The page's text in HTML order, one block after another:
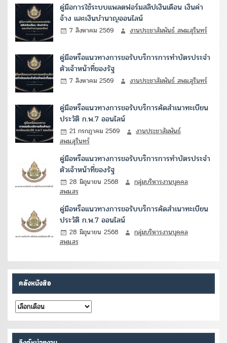
คู่มือการใช้ระบบแพลตฟอร์มสลิปเงินเดือน เงินค่า
จ้าง และเงินบำนาญออนไลน์
7 สิงหาคม 2569 งานประชาสัมพันธ์ สพม.สุรินทร์
คู่มือหรือแนวทางการขอรับบริการการทำบัตรประจำ
ตัวเจ้าหน้าที่ของรัฐ
7 สิงหาคม 2569 งานประชาสัมพันธ์ สพม.สุรินทร์
คู่มือหรือแนวทางการขอรับบริการคัดสำเนาทะเบียน
ประวัติ ก.พ.7 ออนไลน์
21 กรกฎาคม 2569
งานประชาสัมพันธ์
สพม.สุรินทร์
คู่มือหรือแนวทางการขอรับบริการการทำบัตรประจำ
ตัวเจ้าหน้าที่ของรัฐ
28 มิถุนายน 2568
กลุ่มบริหารงานบุคคล
สพม.สร
คู่มือหรือแนวทางการขอรับบริการคัดสำเนาทะเบียน
ประวัติ ก.พ.7 ออนไลน์
28 มิถุนายน 2568
กลุ่มบริหารงานบุคคล
สพม.สร
คลังหนังสือ
คลัง
หนังสือ